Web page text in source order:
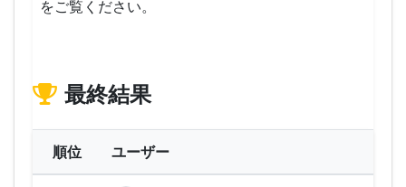
をご覧ください。
最終結果
順位 ユーザー